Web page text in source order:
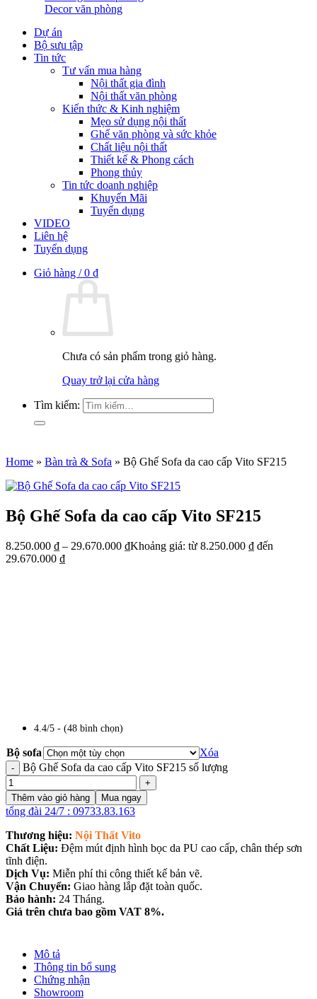
Decor văn phòng
Dự án
Bộ sưu tập
Tin tức
Tư vấn mua hàng
Nội thất gia đình
Nội thất văn phòng
Kiến thức & Kinh nghiệm
Mẹo sử dụng nội thất
Ghế văn phòng và sức khỏe
Chất liệu nội thất
Thiết kế & Phong cách
Phong thủy
Tin tức doanh nghiệp
Khuyến Mãi
Tuyển dụng
VIDEO
Liên hệ
Tuyển dụng
Giỏ hàng /0 ₫
Chưa có sản phẩm trong giỏ hàng.
Quay trở lại cửa hàng
Tìm kiếm:
Home » Bàn trà & Sofa » Bộ Ghế Sofa da cao cấp Vito SF215
Bộ Ghế Sofa da cao cấp Vito SF215
8.250.000 ₫ – 29.670.000 ₫Khoảng giá: từ 8.250.000 ₫ đến
29.670.000 ₫
4.4/5 - (48 bình chọn)
Bộ sofa
Xóa
Bộ Ghế Sofa da cao cấp Vito SF215 số lượng
Thêm vào giỏ hàng Mua ngay
tổng đài 24/7 : 09733.83.163
Thương hiệu: Nội Thất Vito
Chất Liệu: Đệm mút định hình bọc da PU cao cấp, chân thép sơn
tĩnh điện.
Dịch Vụ: Miễn phí thi công thiết kế bản vẽ.
Vận Chuyển: Giao hàng lắp đặt toàn quốc.
Bảo hành: 24 Tháng.
Giá trên chưa bao gồm VAT 8%.
Mô tả
Thông tin bổ sung
Chứng nhận
Showroom